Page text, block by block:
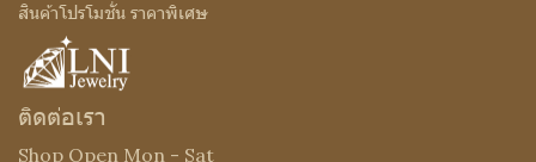
สินค้าโปรโมชั่น ราคาพิเศษ
ติดต่อเรา
Shop Open Mon - Sat